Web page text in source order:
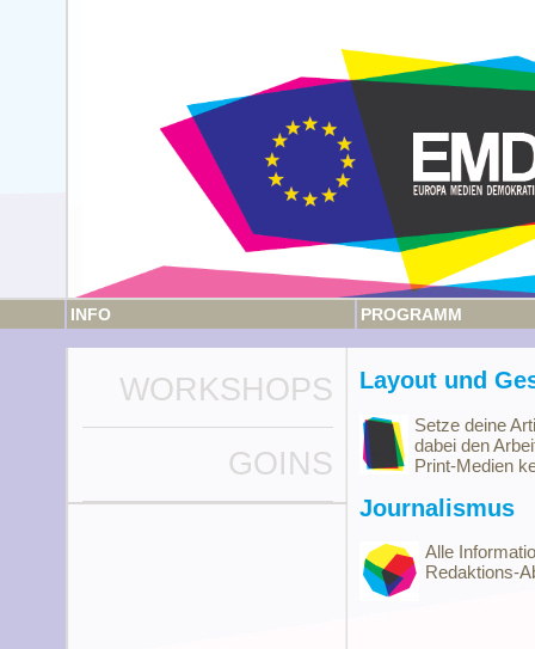
INFO PROGRAMM
WORKSHOPS
GOINS
Layout und
Setze deine
dabei den
Print-Medien
Journalismus
Alle
Redaktions-